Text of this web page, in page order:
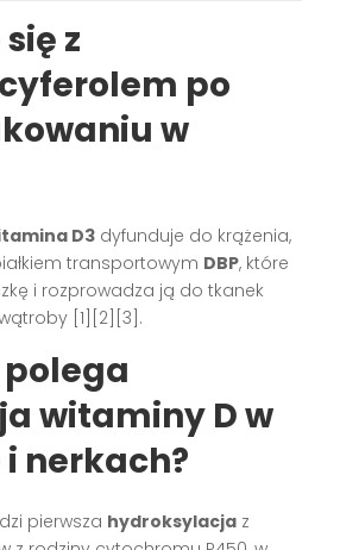
z
po
w
D3 dyfunduje do krążenia,
transportowym DBP, które
i rozprowadza ją do tkanek
[1][2][3].
witaminy D w
nerkach?
pierwsza hydroksylacja z